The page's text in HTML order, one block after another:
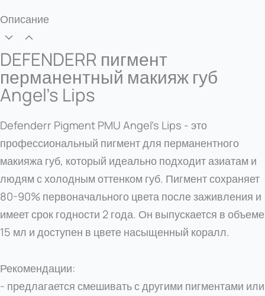
Описание
DEFENDERR пигмент
перманентный макияж губ
Angel’s Lips
Defenderr Pigment PMU Angel's Lips - это
профессиональный пигмент для перманентного
макияжа губ, который идеально подходит азиатам и
людям с холодным оттенком губ. Пигмент сохраняет
80-90% первоначального цвета после заживления и
имеет срок годности 2 года. Он выпускается в объеме
15 мл и доступен в цвете насыщенный коралл.
Рекомендации:
- предлагается смешивать с другими пигментами или